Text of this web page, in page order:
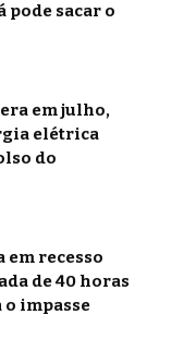
pode sacar o
em julho,
elétrica
do
em recesso
de 40 horas
o impasse